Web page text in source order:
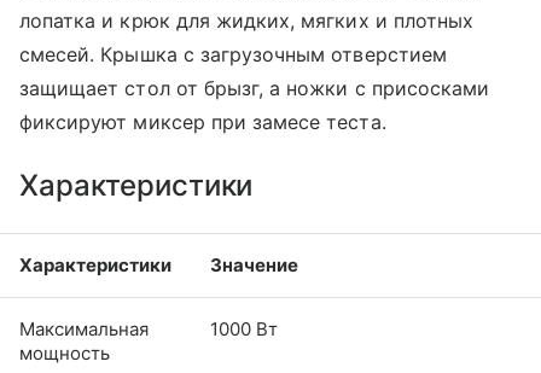
лопатка и крюк для жидких, мягких и плотных
смесей. Крышка с загрузочным отверстием
защищает стол от брызг, а ножки с присосками
фиксируют миксер при замесе теста.
Характеристики
Характеристики Значение
Максимальная
мощность
1000 Вт